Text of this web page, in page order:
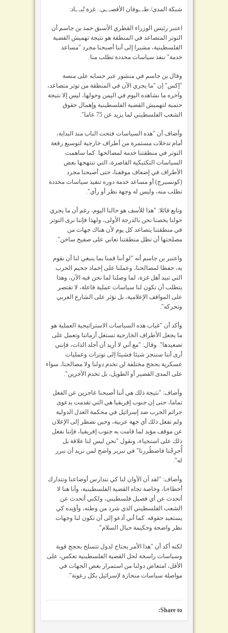
شبكة المدى/ طـ.ـوفان الأقصـ.ـى.. غزة تُبـ.ـاد:
اعتبر رئيس الوزراء القطري الأسبق حمد بن جاسم أن
التوتر المتصاعد في المنطقة هو نتيجة تهميش القضية
الفلسطينية، مشيرا إلى أننا أصبحنا مجرد "مساعد
خدمة" ننفذ سياسات محددة تطلب منا.
وقال بن جاسم في منشور عبر حسابه على منصة
"إكس" إن "ما يجري الآن في المنطقة من توتر متصاعد،
وآخره ما نشاهده اليوم في اليمن وحولها، ليس إلا نتيجة
حتمية لتهميش القضية الفلسطينية وإهمال حقوق
الشعب الفلسطيني لما يزيد عن 75 عاما".
وأضاف أن "هذه السياسات فتحت الباب منذ البداية،
أمام تدخلات مستمرة من أطراف خارجية لتوسيع رقعة
التوتر في منطقتنا خدمة لمصالحها. كما ساهمت
السياسات التكتيكية القاصرة، التي تنتهجها بعض
الأطراف في إضعاف موقفنا، حتى أصبحنا مجرد
(كونسيرج) أو مساعد خدمة دوره تنفيذ سياسات محددة
تطلب منه، وليس له وجهة نظر أو رأي".
وتابع قائلا: "هذا للأسف هو حالنا اليوم، رغم أن ما يجري
حولنا يخصنا نحن بالدرجة الأولى، ولهذا فإننا نرى التوتر
في منطقتنا يتصاعد كل يوم لأن هناك جهات من
مصلحتها أن تظل منطقتنا تعاني على صفيح ساخن".
واعتبر بن جاسم أنه "لو أننا قمنا بما ينبغي لنا أن نقوم
به، حفظا لمصالحنا، وعملنا على إخماد جحيم الحرب
التي تبيد أهل غزة، لما وصلنا لما نحن فيه الآن، وهذا
يتطلب أن تكون لنا سياسات عملية فاعلة، لا تقتصر
على المواقف الإعلامية، بل تؤثر على الشارع العربي
وتحركه".
وأكد أن "غياب هذه السياسات الاستراتيجية العملية هو
ما يجعل الأطراف الخارجية تستغل أزماتنا وتعمل على
تصعيدها". وقال: "مع أني لا أريد أن أجلد الذات، فإنني
أرى أننا سننجر شيئا فشيئا إلى توترات وعمليات
عسكرية بحجج مختلفة لن تخدم دولنا ولا مصالحنا، سواء
على المدى القصير أو الطويل، بل تخدم الآخرين".
وأضاف: "نتيجة ذلك هي أننا أصبحنا عاجزين عن الفعل
تماما، حتى إن جنوب إفريقيا هي التي تقدمت بدعوى
جرائم الحرب ضد إسرائيل في محكمة العدل الدولية
ولم تفعل ذلك أي جهة عربية، وحين نضطر إلى الإعلان
عن موقف مؤيد لما قامت به جنوب إفريقيا، فإننا نفعل
ذلك على استحياء، ونقول "نحن ليس لنا علاقة بل
أُحرِجْنا فاضطُررنا" في تبرير واضح لمن نريد أن نبرر
له".
وأضاف: "لقد آن الأوان لنا كي نتدارس أوضاعنا ونتدارك
أخطاءنا، وخاصة تجاه القضية الفلسطينية، وأنا هنا لا
أتحدث عن أي فصيل فلسطيني، ولكني أتحدث عن
الشعب الفلسطيني الذي شرد من وطنه، وأؤيده كي
يستعيد حقوقه. كما أني أدعو إلى أن تكون لنا وجهات
نظر واضحة وحكيمة حيال السلام".
لكنه أكد أن "هذا الأمر يحتاج لدول تتسلح بحجج قوية
وسياسات راسخة لحل القضية الفلسطينية تعكس، على
الأقل، امتعاض دولنا من استمرار بعض الجهات في
مواصلة سياسات منحازة لإسرائيل بكل رعونة".
Share to: